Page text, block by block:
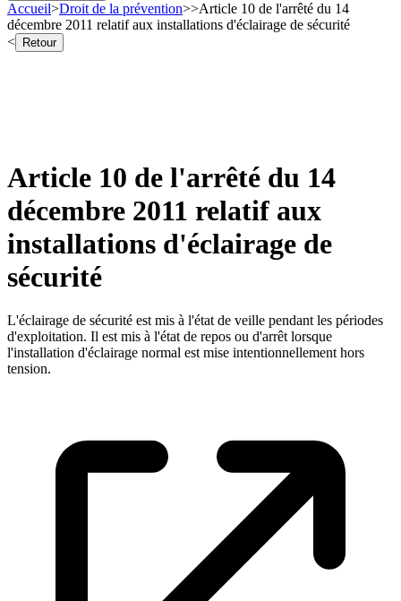
Accueil>Droit de la prévention>>Article 10 de l'arrêté du 14
décembre 2011 relatif aux installations d'éclairage de sécurité
<
Retour
Article 10 de l'arrêté du 14
décembre 2011 relatif aux
installations d'éclairage de
sécurité
L'éclairage de sécurité est mis à l'état de veille pendant les périodes
d'exploitation. Il est mis à l'état de repos ou d'arrêt lorsque
l'installation d'éclairage normal est mise intentionnellement hors
tension.